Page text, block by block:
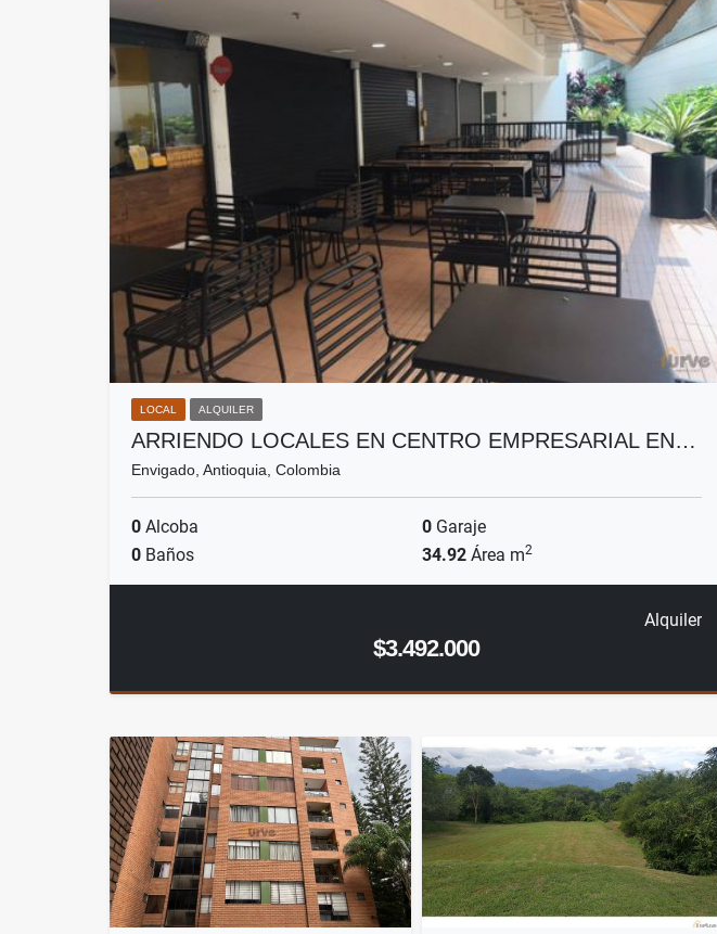
LOCAL ALQUILER
ARRIENDO LOCALES EN CENTRO EMPRESARIAL EN…
Envigado, Antioquia, Colombia
0 Alcoba 0 Garaje
0 Baños 34.92 Área m2
Alquiler
$3.492.000